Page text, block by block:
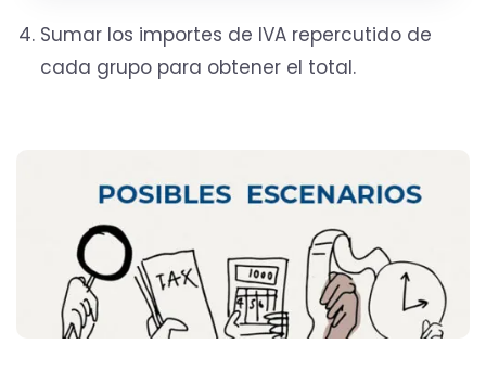
Sumar los importes de IVA repercutido de
cada grupo para obtener el total.